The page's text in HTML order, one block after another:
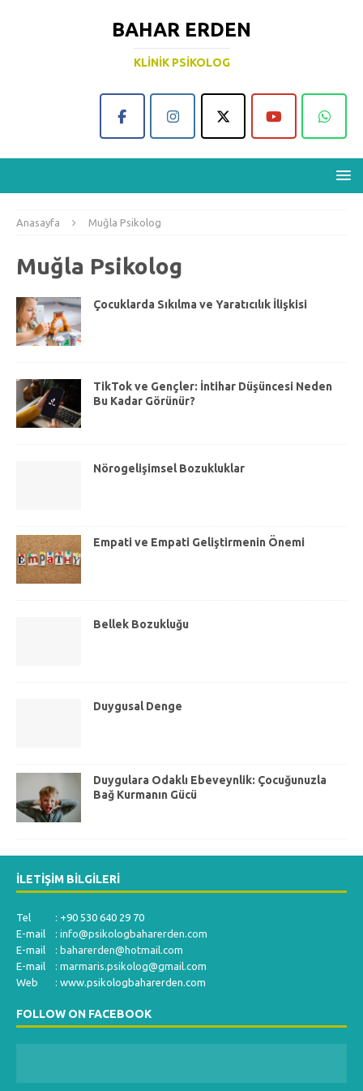
BAHAR ERDEN
KLINIK PSIKOLOG
Anasayfa Muğla Psikolog
Muğla Psikolog
Çocuklarda Sıkılma ve Yaratıcılık İlişkisi
TikTok ve Gençler: İntihar Düşüncesi Neden
Bu Kadar Görünür?
Nörogelişimsel Bozukluklar
Empati ve Empati Geliştirmenin Önemi
Bellek Bozukluğu
Duygusal Denge
Duygulara Odaklı Ebeveynlik: Çocuğunuzla
Bağ Kurmanın Gücü
İLETIŞIM BILGILERI
Tel : +90 530 640 29 70
E-mail : info@psikologbaharerden.com
E-mail : baharerden@hotmail.com
E-mail : marmaris.psikolog@gmail.com
Web : www.psikologbaharerden.com
FOLLOW ON FACEBOOK